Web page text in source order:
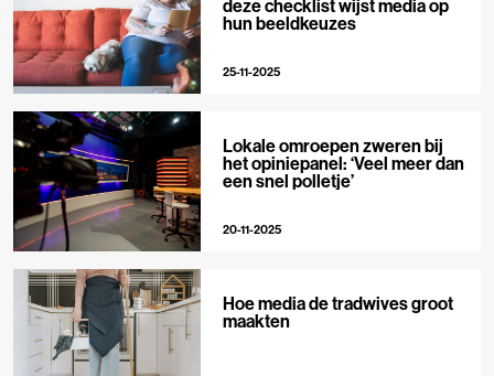
deze checklist wijst media op
hun beeldkeuzes
25-11-2025
Lokale omroepen zweren bij
het opiniepanel: ‘Veel meer dan
een snel polletje’
20-11-2025
Hoe media de tradwives groot
maakten